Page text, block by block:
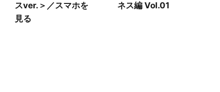
スver.＞／スマホを
見る
ネス編 Vol.01